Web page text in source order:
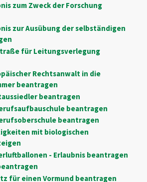
zum Zweck der Forschung
zur Ausübung der selbständigen
für Leitungsverlegung
Rechtsanwalt in die
beantragen
beantragen
beantragen
beantragen
mit biologischen
- Erlaubnis beantragen
für einen Vormund beantragen